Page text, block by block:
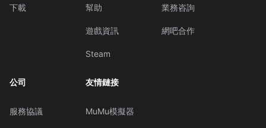
下載 幫助
遊戲資訊
Steam
業務咨詢
網吧合作
公司
服務協議
友情鏈接
MuMu模擬器